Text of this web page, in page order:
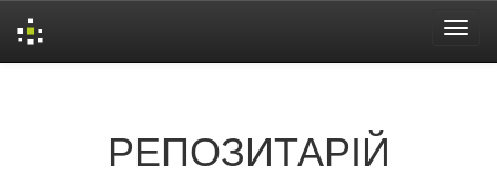
РЕПОЗИТАРІЙ